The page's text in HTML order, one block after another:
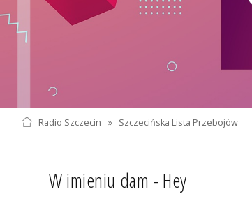
Radio Szczecin » Szczecińska Lista Przebojów
W imieniu dam - Hey